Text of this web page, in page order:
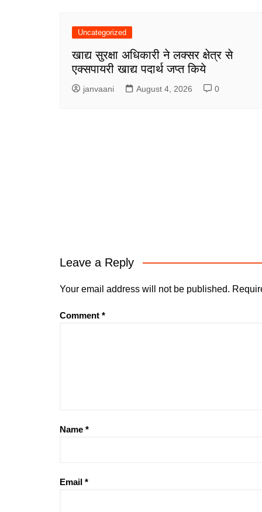
Uncategorized
खाद्य सुरक्षा अधिकारी ने लक्सर क्षेत्र से
एक्सपायरी खाद्य पदार्थ जप्त किये
janvaani August 4, 2026 0
Leave a Reply
Your email address will not be published.
Comment *
Name *
Email *